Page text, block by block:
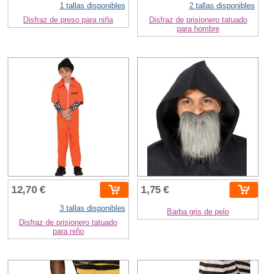
1 tallas disponibles
Disfraz de preso para niña
2 tallas disponibles
Disfraz de prisionero tatuado
para hombre
12,70 €
3 tallas disponibles
Disfraz de prisionero tatuado
para niño
1,75 €
Barba gris de pelo